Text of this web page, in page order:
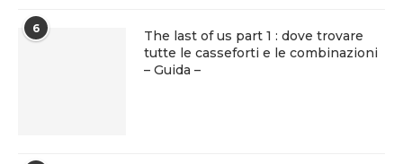
6
The last of us part 1 : dove trovare
tutte le casseforti e le combinazioni
– Guida –